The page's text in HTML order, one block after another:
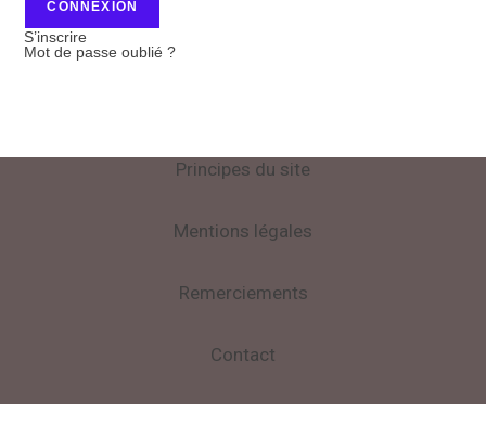
S’inscrire
Mot de passe oublié ?
Principes du site
Mentions légales
Remerciements
Contact